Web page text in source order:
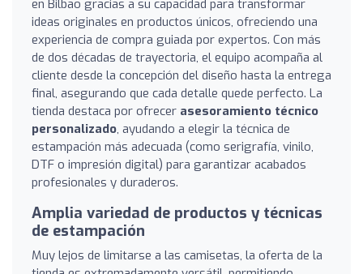
en Bilbao gracias a su capacidad para transformar
ideas originales en productos únicos, ofreciendo una
experiencia de compra guiada por expertos. Con más
de dos décadas de trayectoria, el equipo acompaña al
cliente desde la concepción del diseño hasta la entrega
final, asegurando que cada detalle quede perfecto. La
tienda destaca por ofrecer asesoramiento técnico
personalizado, ayudando a elegir la técnica de
estampación más adecuada (como serigrafía, vinilo,
DTF o impresión digital) para garantizar acabados
profesionales y duraderos.
Amplia variedad de productos y técnicas
de estampación
Muy lejos de limitarse a las camisetas, la oferta de la